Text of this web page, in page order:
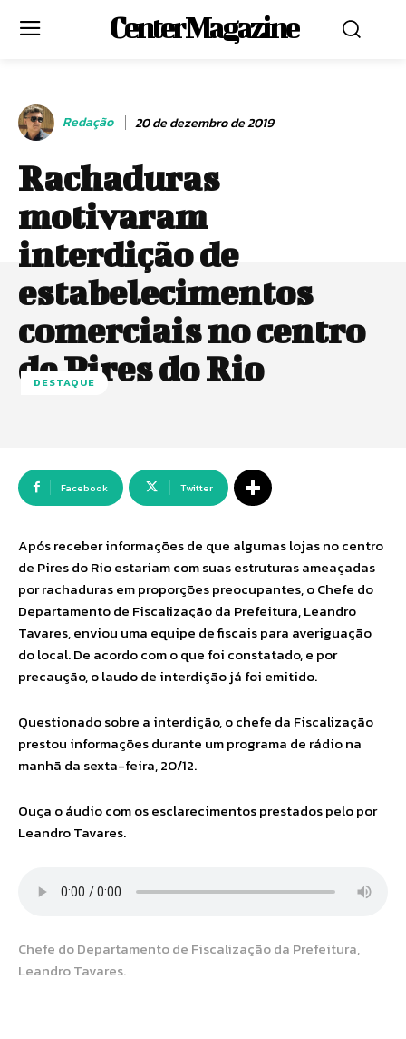
Center Magazine
Redação 20 de dezembro de 2019
Rachaduras
motivaram
interdição de
estabelecimentos
comerciais no centro
de Pires do Rio
DESTAQUE
Facebook Twitter
Após receber informações de que algumas lojas no centro
de Pires do Rio estariam com suas estruturas ameaçadas
por rachaduras em proporções preocupantes, o Chefe do
Departamento de Fiscalização da Prefeitura, Leandro
Tavares, enviou uma equipe de fiscais para averiguação
do local. De acordo com o que foi constatado, e por
precaução, o laudo de interdição já foi emitido.
Questionado sobre a interdição, o chefe da Fiscalização
prestou informações durante um programa de rádio na
manhã da sexta-feira, 20/12.
Ouça o áudio com os esclarecimentos prestados pelo por
Leandro Tavares.
Chefe do Departamento de Fiscalização da Prefeitura,
Leandro Tavares.